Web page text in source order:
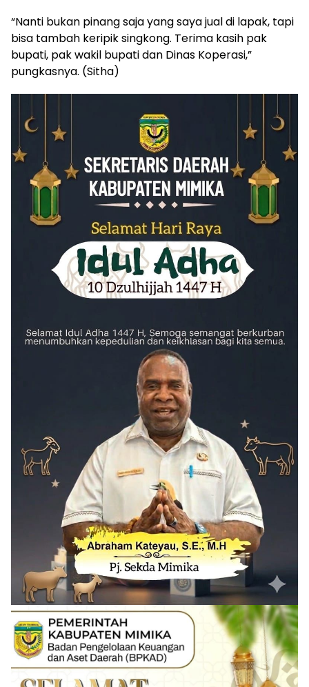
“Nanti bukan pinang saja yang saya jual di lapak, tapi
bisa tambah keripik singkong. Terima kasih pak
bupati, pak wakil bupati dan Dinas Koperasi,”
pungkasnya. (Sitha)